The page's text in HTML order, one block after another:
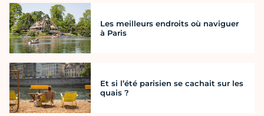
Les meilleurs endroits où naviguer
à Paris
Et si l’été parisien se cachait sur les
quais ?